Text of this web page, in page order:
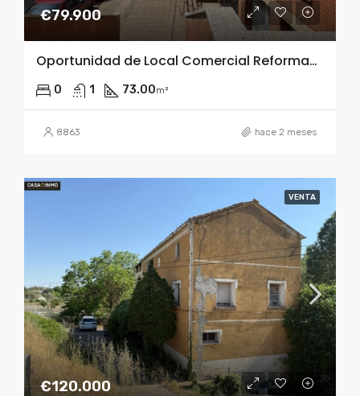
€79.900
Oportunidad de Local Comercial Reformado en Barbastro – Posibilidad cambio de uso a vivienda
0 1 73.00m²
8863 hace 2 meses
VENTA
€120.000